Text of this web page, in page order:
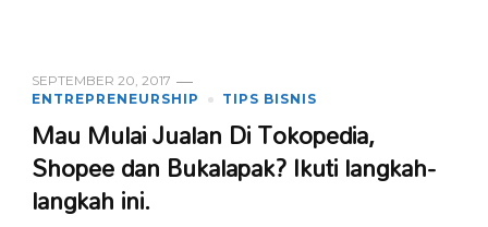
SEPTEMBER 20, 2017
ENTREPRENEURSHIP
TIPS BISNIS
Mau Mulai Jualan Di Tokopedia,
Shopee dan Bukalapak? Ikuti langkah-
langkah ini.